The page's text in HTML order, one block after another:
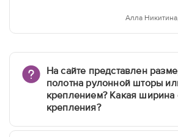
Алла
На сайте представлен
полотна рулонной шторы
креплением? Какая ширина
крепления?